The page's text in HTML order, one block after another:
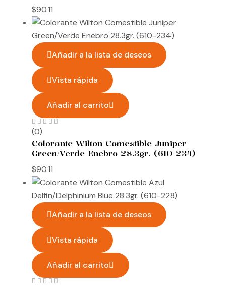
$90.11
Añadir a la lista de deseos
Vista rápida
Añadir al carrito
(0)
Colorante Wilton Comestible Juniper
Green/Verde Enebro 28.3gr. (610-234)
$90.11
Añadir a la lista de deseos
Vista rápida
Añadir al carrito